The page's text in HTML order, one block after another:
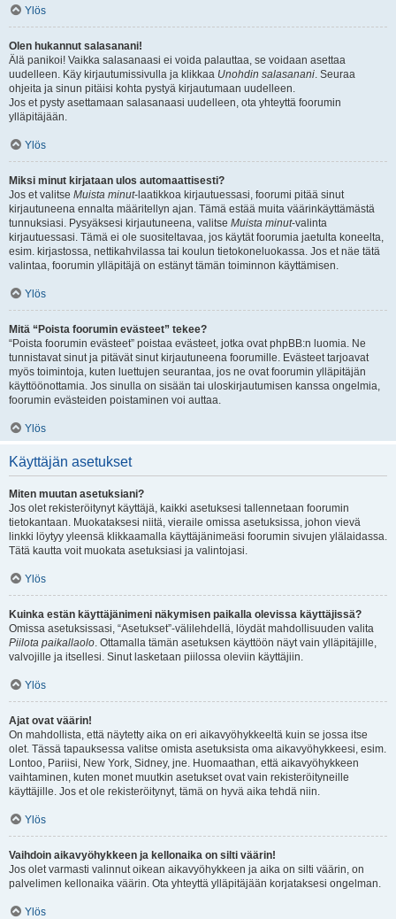
Ylös
Olen hukannut salasanani!
Älä panikoi! Vaikka salasanaasi ei voida palauttaa, se voidaan asettaa
uudelleen. Käy kirjautumissivulla ja klikkaa Unohdin salasanani. Seuraa
ohjeita ja sinun pitäisi kohta pystyä kirjautumaan uudelleen.
Jos et pysty asettamaan salasanaasi uudelleen, ota yhteyttä foorumin
ylläpitäjään.
Ylös
Miksi minut kirjataan ulos automaattisesti?
Jos et valitse Muista minut-laatikkoa kirjautuessasi, foorumi pitää sinut
kirjautuneena ennalta määritellyn ajan. Tämä estää muita väärinkäyttämästä
tunnuksiasi. Pysyäksesi kirjautuneena, valitse Muista minut-valinta
kirjautuessasi. Tämä ei ole suositeltavaa, jos käytät foorumia jaetulta koneelta,
esim. kirjastossa, nettikahvilassa tai koulun tietokoneluokassa. Jos et näe tätä
valintaa, foorumin ylläpitäjä on estänyt tämän toiminnon käyttämisen.
Ylös
Mitä “Poista foorumin evästeet” tekee?
“Poista foorumin evästeet” poistaa evästeet, jotka ovat phpBB:n luomia. Ne
tunnistavat sinut ja pitävät sinut kirjautuneena foorumille. Evästeet tarjoavat
myös toimintoja, kuten luettujen seurantaa, jos ne ovat foorumin ylläpitäjän
käyttöönottamia. Jos sinulla on sisään tai uloskirjautumisen kanssa ongelmia,
foorumin evästeiden poistaminen voi auttaa.
Ylös
Käyttäjän asetukset
Miten muutan asetuksiani?
Jos olet rekisteröitynyt käyttäjä, kaikki asetuksesi tallennetaan foorumin
tietokantaan. Muokataksesi niitä, vieraile omissa asetuksissa, johon vievä
linkki löytyy yleensä klikkaamalla käyttäjänimeäsi foorumin sivujen ylälaidassa.
Tätä kautta voit muokata asetuksiasi ja valintojasi.
Ylös
Kuinka estän käyttäjänimeni näkymisen paikalla olevissa käyttäjissä?
Omissa asetuksissasi, “Asetukset”-välilehdellä, löydät mahdollisuuden valita
Piilota paikallaolo. Ottamalla tämän asetuksen käyttöön näyt vain ylläpitäjille,
valvojille ja itsellesi. Sinut lasketaan piilossa oleviin käyttäjiin.
Ylös
Ajat ovat väärin!
On mahdollista, että näytetty aika on eri aikavyöhykkeeltä kuin se jossa itse
olet. Tässä tapauksessa valitse omista asetuksista oma aikavyöhykkeesi, esim.
Lontoo, Pariisi, New York, Sidney, jne. Huomaathan, että aikavyöhykkeen
vaihtaminen, kuten monet muutkin asetukset ovat vain rekisteröityneille
käyttäjille. Jos et ole rekisteröitynyt, tämä on hyvä aika tehdä niin.
Ylös
Vaihdoin aikavyöhykkeen ja kellonaika on silti väärin!
Jos olet varmasti valinnut oikean aikavyöhykkeen ja aika on silti väärin, on
palvelimen kellonaika väärin. Ota yhteyttä ylläpitäjään korjataksesi ongelman.
Ylös